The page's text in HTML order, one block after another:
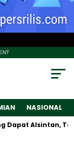
NASIONAL
Alsintan, Tapi